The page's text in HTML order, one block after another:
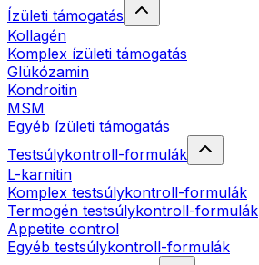
Ízületi támogatás
Kollagén
Komplex ízületi támogatás
Glükózamin
Kondroitin
MSM
Egyéb ízületi támogatás
Testsúlykontroll-formulák
L-karnitin
Komplex testsúlykontroll-formulák
Termogén testsúlykontroll-formulák
Appetite control
Egyéb testsúlykontroll-formulák